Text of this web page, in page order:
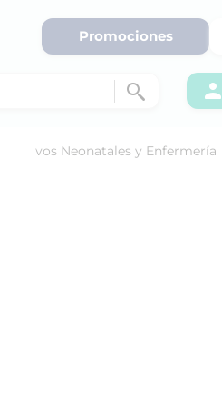
Promociones